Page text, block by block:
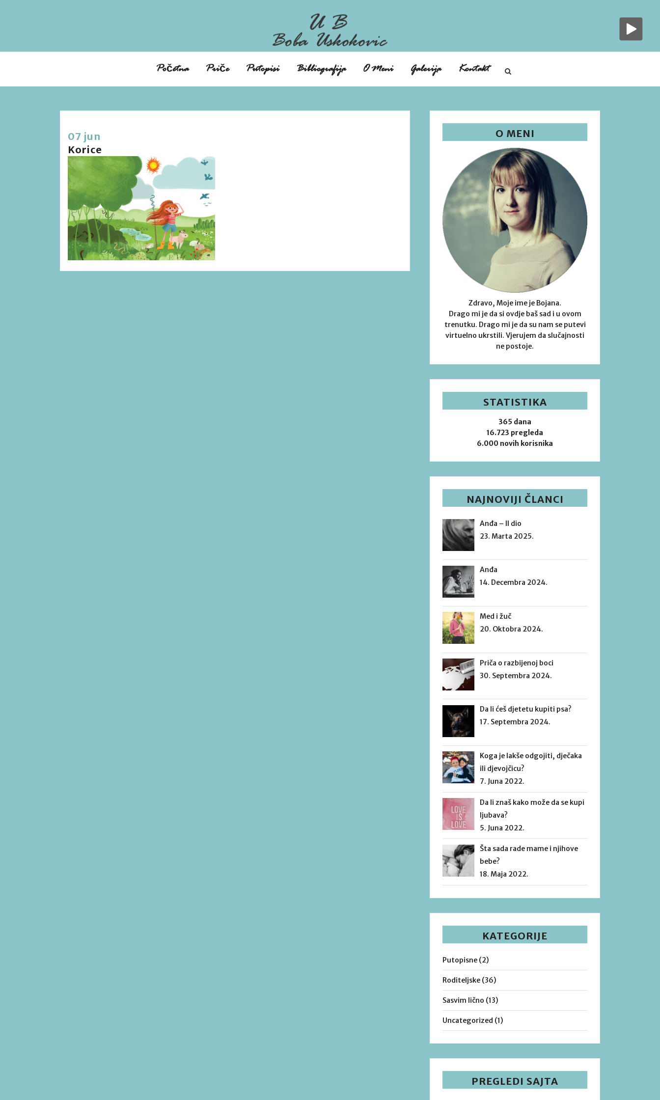
Početna Priče Putopisi Bibliografija O Meni Galerija Kontakt
07 jun
Korice
O MENI
Zdravo, Moje ime je Bojana.
Drago mi je da si ovdje baš sad i u ovom
trenutku. Drago mi je da su nam se putevi
virtuelno ukrstili. Vjerujem da slučajnosti
ne postoje.
STATISTIKA
365 dana
16.723 pregleda
6.000 novih korisnika
NAJNOVIJI ČLANCI
Anđa – II dio
23. Marta 2025.
Anđa
14. Decembra 2024.
Med i žuč
20. Oktobra 2024.
Priča o razbijenoj boci
30. Septembra 2024.
Da li ćeš djetetu kupiti psa?
17. Septembra 2024.
Koga je lakše odgojiti, dječaka
ili djevojčicu?
7. Juna 2022.
Da li znaš kako može da se kupi
ljubava?
5. Juna 2022.
Šta sada rade mame i njihove
bebe?
18. Maja 2022.
KATEGORIJE
Putopisne (2)
Roditeljske (36)
Sasvim lično (13)
Uncategorized (1)
PREGLEDI SAJTA